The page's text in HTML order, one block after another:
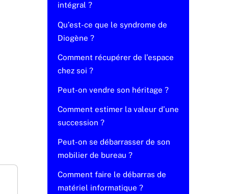
intégral ?
Qu’est-ce que le syndrome de
Diogène ?
Comment récupérer de l’espace
chez soi ?
Peut-on vendre son héritage ?
Comment estimer la valeur d’une
succession ?
Peut-on se débarrasser de son
mobilier de bureau ?
Comment faire le débarras de
matériel informatique ?